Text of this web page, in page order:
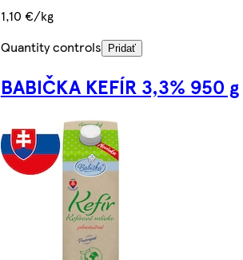
1,10 €/kg
Quantity controls
Pridať
BABIČKA KEFÍR 3,3% 950 g